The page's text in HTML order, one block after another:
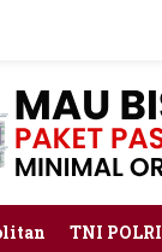
TNI POLRI